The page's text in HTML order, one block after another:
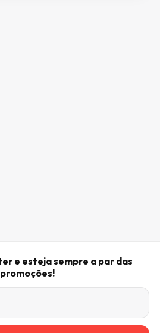
e esteja sempre a par das